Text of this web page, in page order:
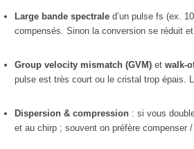
Large bande spectrale d’un pulse fs (ex.
compensés. Sinon la conversion se réduit
Group velocity mismatch (GVM) et walk-
pulse est très court ou le cristal trop épais.
Dispersion & compression : si vous
et au chirp ; souvent on préfère compenser